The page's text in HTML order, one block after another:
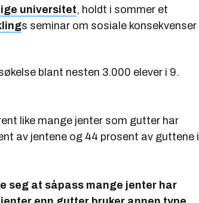
universitet, holdt i sommer et
s seminar om sosiale konsekvenser
blant nesten 3.000 elever i 9.
like mange jenter som gutter har
av jentene og 44 prosent av guttene i
seg at såpass mange jenter har